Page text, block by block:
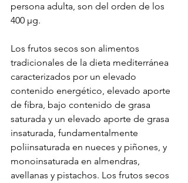
persona adulta, son del orden de los
400 µg.
Los frutos secos son alimentos
tradicionales de la dieta mediterránea
caracterizados por un elevado
contenido energético, elevado aporte
de fibra, bajo contenido de grasa
saturada y un elevado aporte de grasa
insaturada, fundamentalmente
poliinsaturada en nueces y piñones, y
monoinsaturada en almendras,
avellanas y pistachos. Los frutos secos